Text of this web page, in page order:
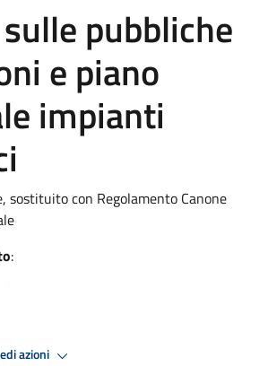
pubbliche
e piano
impianti
sostituito con Regolamento Canone
:
azioni